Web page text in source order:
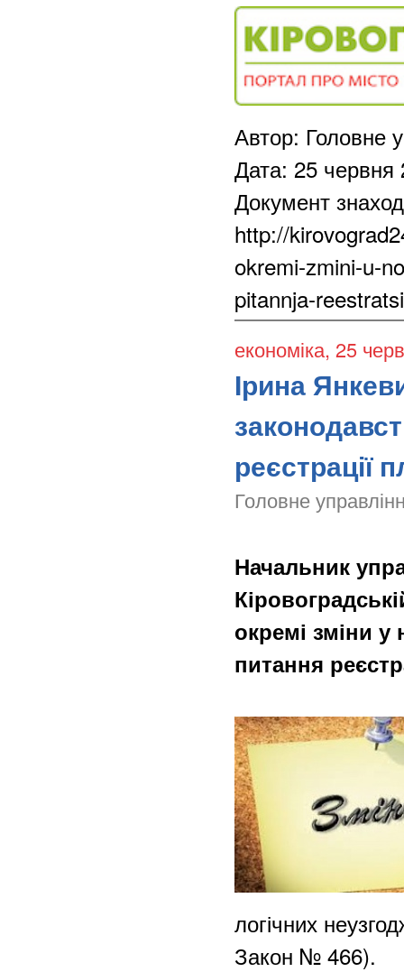
Автор: Головне
Дата: 25 червня
Документ
http://
okremi-zmini-u-
pitannja-
економіка, 25
Ірина
реєстрації
Головне
Начальник
окремі зміни
питання
логічних
Закон № 466).